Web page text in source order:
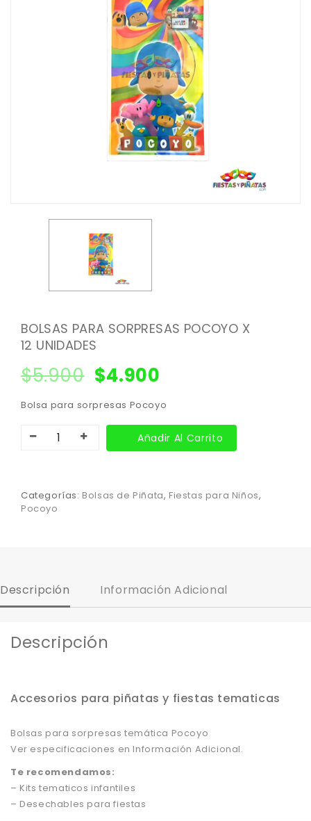
BOLSAS PARA SORPRESAS POCOYO X
12 UNIDADES
$5.900 $4.900
Bolsa para sorpresas Pocoyo
Añadir Al Carrito
Categorías: Bolsas de Piñata, Fiestas para Niños,
Pocoyo
Descripción Información Adicional
Descripción
Accesorios para piñatas y fiestas tematicas
Bolsas para sorpresas temática Pocoyo
Ver especificaciones en Información Adicional.
Te recomendamos:
– Kits tematicos infantiles
– Desechables para fiestas